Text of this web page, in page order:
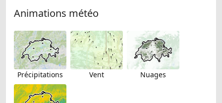
Animations météo
Précipitations Vent Nuages